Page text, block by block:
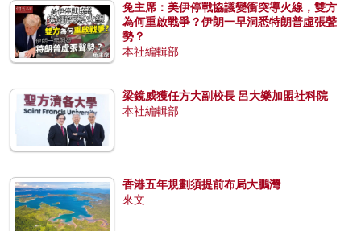
兔主席：美伊停戰協議變衝突導火線，雙方
為何重啟戰爭？伊朗一早洞悉特朗普虛張聲
勢？
本社編輯部
梁鏡威獲任方大副校長 呂大樂加盟社科院
本社編輯部
香港五年規劃須提前布局大鵬灣
來文